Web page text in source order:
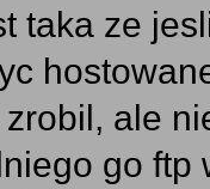
taka ze
ale
go ftp